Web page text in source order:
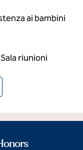
ai bambini
Sala riunioni